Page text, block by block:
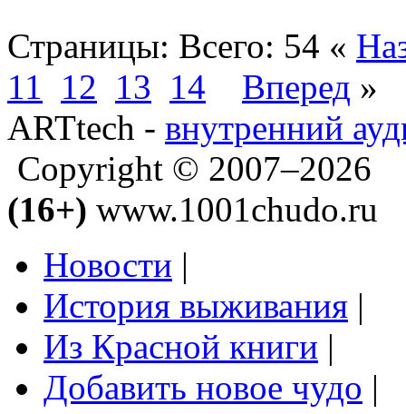
Страницы: Всего: 54 «
11
12 13 14 Вперед »
ARTtech - внутренний
Copyright © 2007–2026
(16+) www.1001chudo.ru
Новости |
История выживания |
Из Красной книги |
Добавить новое чудо |